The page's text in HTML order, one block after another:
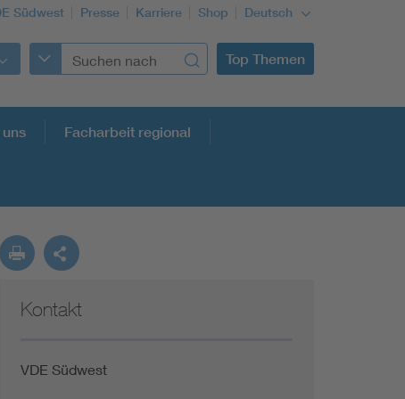
Südwest Presse Karriere Shop Deutsch
Top Themen
Facharbeit regional
Kontakt
VDE Südwest